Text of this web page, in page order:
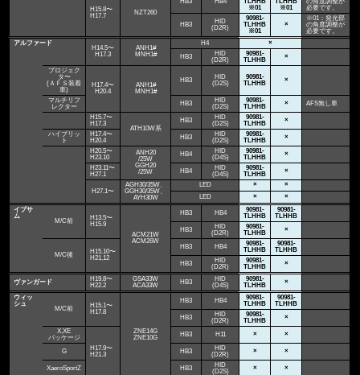
H15.8〜
H17.7
NZT260
HB3 HB4
TLHHB
※01
TLHHB
※01
の角度調整が
必要です。
HB3
HID
(D2R)
90981-
TLHHB
※01
×
※01：発光部
の角度調整が
必要です。
アルファード
H14.5〜
H17.3
ANH1#
MNH1#
H4
×
HB3
HID
(D2R)
90981-
TLHHB
×
プロジェク
タ〜
(ＡＦＳ装着
車)
H17.4〜
H20.4
ANH1#
MNH1#
HB3
HID
(D2S)
90981-
TLHHB
×
マルチリフ
レクター
HB3
HID
(D2S)
90981-
TLHHB
×
AFS無し車
H15.7〜
H17.3
ATH10W系
HB3
HID
(D2S)
90981-
TLHHB
×
ハイブリッ
ト
H17.4〜
H20.4
HB3
HID
(D2S)
90981-
TLHHB
×
H20.5〜
H23.10
ANH20
/25W
GGH20
/25W
HB4
HID
(D4S)
90981-
TLHHB
×
H23.11〜
H27.1
HB4
HID
(D4S)
90981-
TLHHB
×
H27.1〜
AGH30/35W、
GGH30/35W、
AYH30W
LED ×
×
LED
×
×
イプサ
ム
M/C前
H13.5〜
H15.9
ACM21W
ACM26W
HB3 HB4
90981-
TLHHB
90981-
TLHHB
HB3
HID
(D2R)
90981-
TLHHB
×
M/C後
H15.10〜
H21,12
HB3 HB4
90981-
TLHHB
90981-
TLHHB
HB3
HID
(D2R)
90981-
TLHHB
×
ヴァンガード
H19.8〜
H22.2
GSA33W
ACA33W
HB3
HID
(D4S)
90981-
TLHHB
×
ウィッ
シュ
M/C前
H15.1〜
H17.8
ZNE14G
ZNE10G
HB3 HB4
90981-
TLHHB
90981-
TLHHB
HB3
HID
(D2R)
90981-
TLHHB
×
X,XE
パッケージ
H17.9〜
H21.3
HB3 H11 × ×
G HB3
HID
(D2R)
× ×
XaeroSportZ HB3
HID
(D2S)
× ×